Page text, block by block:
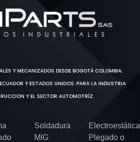
Y MECANIZADOS DESDE BOGOTÁ COLOMBIA,
Y ESTADOS UNIDOS. PARA LA INDUSTRIA
Y EL SECTOR AUTOMOTRÍZ.
Soldadura
MIG
Electroestática
Plegado o